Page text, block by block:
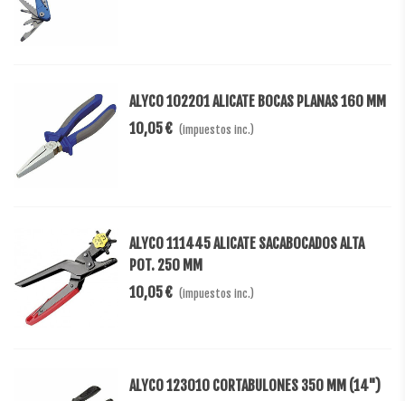
ALYCO 102201 ALICATE BOCAS PLANAS 160 MM
10,05 € (impuestos inc.)
ALYCO 111445 ALICATE SACABOCADOS ALTA
POT. 250 MM
10,05 € (impuestos inc.)
ALYCO 123010 CORTABULONES 350 MM (14")